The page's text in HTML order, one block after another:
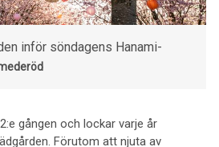
inför söndagens Hanami-
gången och lockar varje år
Förutom att njuta av